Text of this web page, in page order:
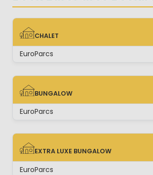
CHALET
CHALET
EuroParcs
BUNGALOW
BUNGALOW
EuroParcs
EXTRA LUXE BUNGALOW
EXTRA LUXE BUNGALOW
EuroParcs